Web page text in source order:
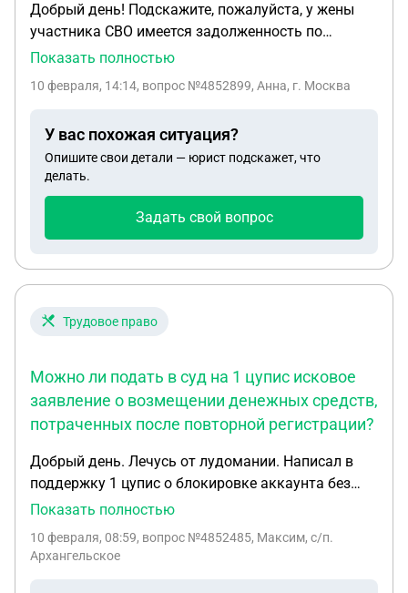
Добрый день! Подскажите, пожалуйста, у жены
участника СВО имеется задолженность по
налогам. Налоговым органом направлено
муж, перечисляет ей средства СВО. Может ли
средства или нет?
Показать полностью
10 февраля, 14:14, вопрос №4852899, Анна, г. Москва
У вас похожая ситуация?
Опишите свои детали — юрист подскажет, что
делать.
Задать свой вопрос
Трудовое право
Можно ли подать в суд на 1 цупис исковое
заявление о возмещении денежных средств,
потраченных после повторной регистрации?
Добрый день. Лечусь от лудомании. Написал в
поддержку 1 цупис о блокировке аккаунта без
возможности восстановления по паспорту, в
аккаунт заблокировали. Но спустя неделю, я
Показать полностью
10 февраля, 08:59, вопрос №4852485, Максим, с/п.
Архангельское